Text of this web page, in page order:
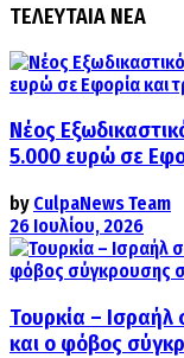
ΤΕΛΕΥΤΑΙΑ ΝΕΑ
Νέος
5.000 ευρώ σε
by CulpaNews Team
26 Ιουλίου, 2026
Τουρκία – Ισραήλ
και ο φόβος